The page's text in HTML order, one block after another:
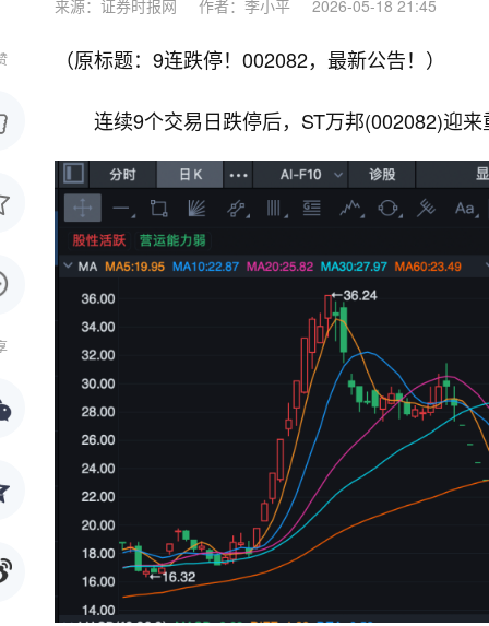
来源：证券时报网 作者：李小平 2026-05-18 21:45
（原标题：9连跌停！002082，最新公告！）
连续9个交易日跌停后，ST万邦(002082)迎